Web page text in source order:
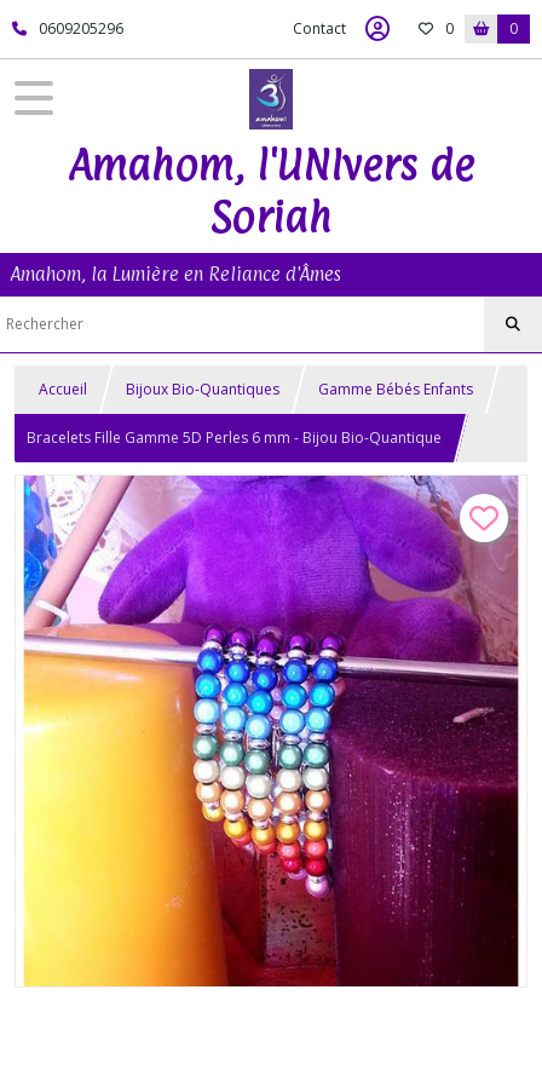
0609205296 Contact 0 0
Amahom, l'UNIvers de
Soriah
Amahom, la Lumière en Reliance d'Âmes
Accueil Bijoux Bio-Quantiques Gamme Bébés Enfants
Bracelets Fille Gamme 5D Perles 6 mm - Bijou Bio-Quantique